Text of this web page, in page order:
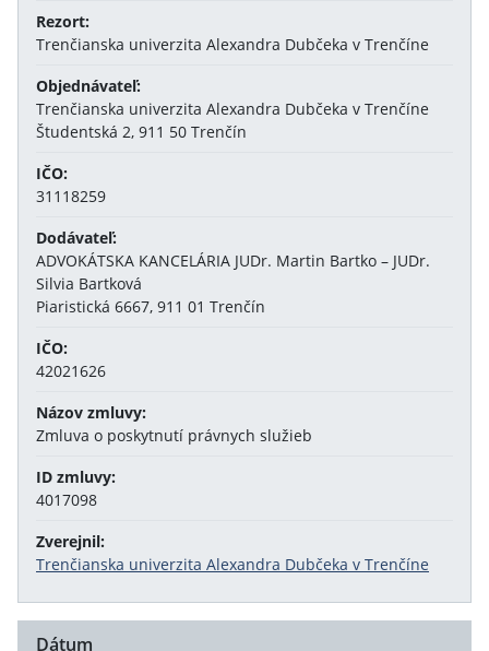
Rezort:
Trenčianska univerzita Alexandra Dubčeka v Trenčíne
Objednávateľ:
Trenčianska univerzita Alexandra Dubčeka v Trenčíne
Študentská 2, 911 50 Trenčín
IČO:
31118259
Dodávateľ:
ADVOKÁTSKA KANCELÁRIA JUDr. Martin Bartko – JUDr.
Silvia Bartková
Piaristická 6667, 911 01 Trenčín
IČO:
42021626
Názov zmluvy:
Zmluva o poskytnutí právnych služieb
ID zmluvy:
4017098
Zverejnil:
Trenčianska univerzita Alexandra Dubčeka v Trenčíne
Dátum